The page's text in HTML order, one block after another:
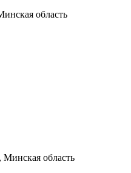
область
область